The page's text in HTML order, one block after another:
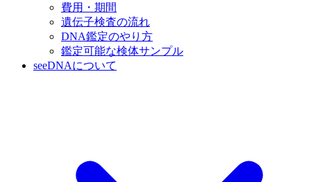
費用・期間
遺伝子検査の流れ
DNA鑑定のやり方
鑑定可能な検体サンプル
seeDNAについて